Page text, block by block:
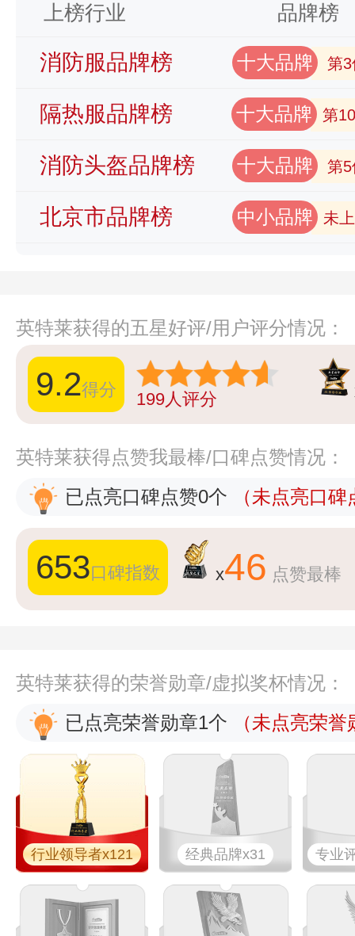
上榜行业 品牌榜
消防服品牌榜 十大品牌 第3
隔热服品牌榜 十大品牌 第
消防头盔品牌榜 十大品牌 第5
北京市品牌榜 中小品牌 未
英特莱获得的五星好评/用户评分情况：
9.2得分 199人评分
英特莱获得点赞我最棒/口碑点赞情况：
已点亮口碑点赞0个
（未点亮口
653口碑指数 x46 点赞最棒
英特莱获得的荣誉勋章/虚拟奖杯情况：
已点亮荣誉勋章1个
（未点亮荣
行业领导者x121 经典品牌x31 专业​